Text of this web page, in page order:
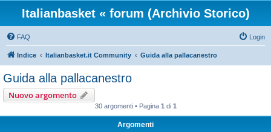
Italianbasket « forum (Archivio Storico)
FAQ Login
Indice Italianbasket.it Community Guida alla pallacanestro
Guida alla pallacanestro
Nuovo argomento
30 argomenti • Pagina 1 di 1
Argomenti